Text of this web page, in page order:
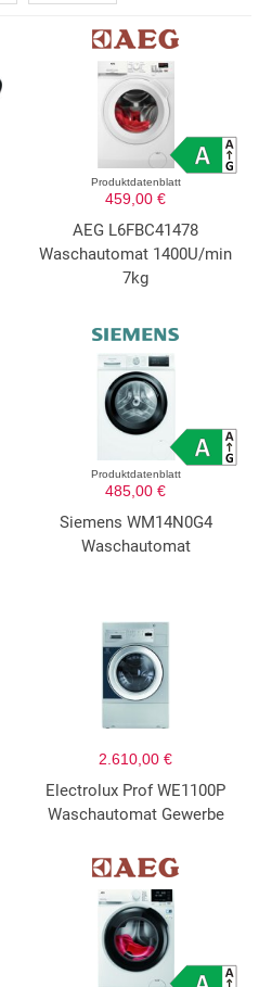
Produktdatenblatt
459,00 €
AEG L6FBC41478
Waschautomat 1400U/min
7kg
Produktdatenblatt
485,00 €
Siemens WM14N0G4
Waschautomat
2.610,00 €
Electrolux Prof WE1100P
Waschautomat Gewerbe